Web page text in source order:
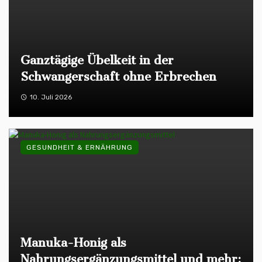
Ganztägige Übelkeit in der
Schwangerschaft ohne Erbrechen
10. Juli 2026
Manuka-Honig als
Nahrungsergänzungsmittel und mehr:
GESUNDHEIT & ERNÄHRUNG